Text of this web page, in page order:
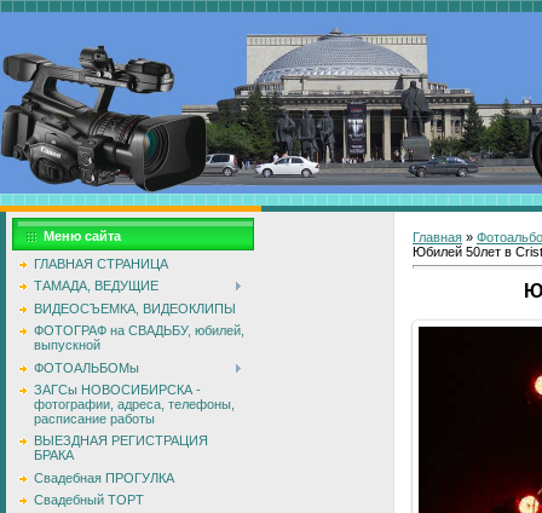
Меню сайта
ГЛАВНАЯ СТРАНИЦА
ТАМАДА, ВЕДУЩИЕ
ВИДЕОСЪЕМКА, ВИДЕОКЛИПЫ
ФОТОГРАФ на СВАДЬБУ, юбилей,
выпускной
ФОТОАЛЬБОМы
ЗАГСы НОВОСИБИРСКА -
фотографии, адреса, телефоны,
расписание работы
ВЫЕЗДНАЯ РЕГИСТРАЦИЯ
БРАКА
Свадебная ПРОГУЛКА
Свадебный ТОРТ
Главная »
Юбилей 50лет в